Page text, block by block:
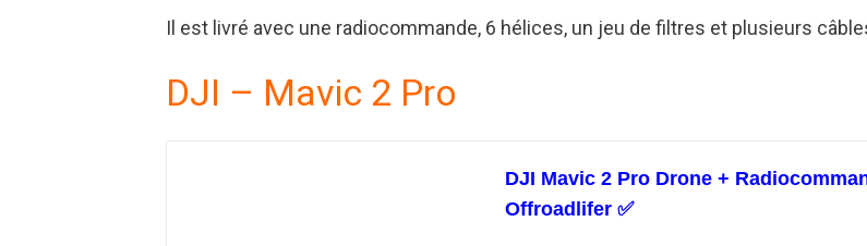
Il est livré avec une radiocommande, 6 hélices, un jeu de filtres et plusieurs
DJI – Mavic 2 Pro
DJI Mavic 2 Pro Drone +
Offroadlifer ✅